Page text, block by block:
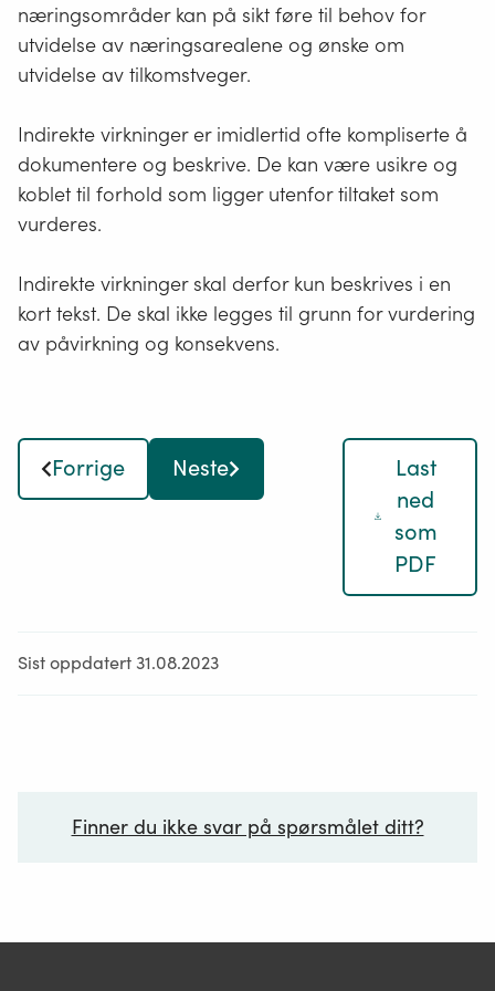
næringsområder kan på sikt føre til behov for
utvidelse av næringsarealene og ønske om
utvidelse av tilkomstveger.
Indirekte virkninger er imidlertid ofte kompliserte å
dokumentere og beskrive. De kan være usikre og
koblet til forhold som ligger utenfor tiltaket som
vurderes.
Indirekte virkninger skal derfor kun beskrives i en
kort tekst. De skal ikke legges til grunn for vurdering
av påvirkning og konsekvens.
Forrige Neste
Last
ned
som
PDF
Sist oppdatert 31.08.2023
Finner du ikke svar på spørsmålet ditt?